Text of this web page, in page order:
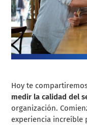
Hoy te
medir la calidad del
organización.
experiencia increíble